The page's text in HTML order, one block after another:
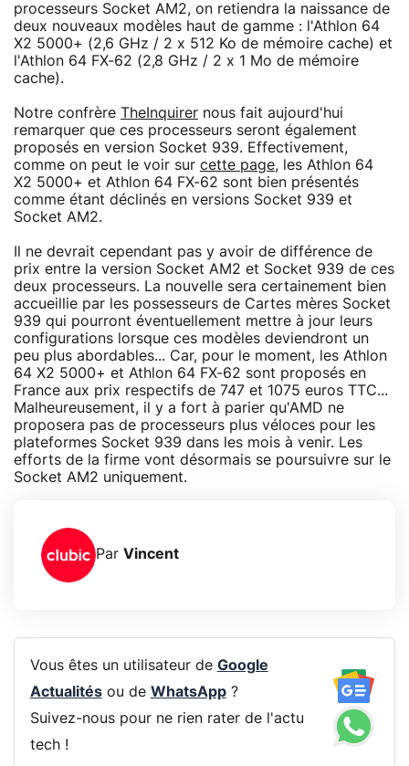
processeurs Socket AM2, on retiendra la naissance de
deux nouveaux modèles haut de gamme : l'Athlon 64
X2 5000+ (2,6 GHz / 2 x 512 Ko de mémoire cache) et
l'Athlon 64 FX-62 (2,8 GHz / 2 x 1 Mo de mémoire
cache).
Notre confrère TheInquirer nous fait aujourd'hui
remarquer que ces processeurs seront également
proposés en version Socket 939. Effectivement,
comme on peut le voir sur cette page, les Athlon 64
X2 5000+ et Athlon 64 FX-62 sont bien présentés
comme étant déclinés en versions Socket 939 et
Socket AM2.
Il ne devrait cependant pas y avoir de différence de
prix entre la version Socket AM2 et Socket 939 de ces
deux processeurs. La nouvelle sera certainement bien
accueillie par les possesseurs de Cartes mères Socket
939 qui pourront éventuellement mettre à jour leurs
configurations lorsque ces modèles deviendront un
peu plus abordables... Car, pour le moment, les Athlon
64 X2 5000+ et Athlon 64 FX-62 sont proposés en
France aux prix respectifs de 747 et 1075 euros TTC...
Malheureusement, il y a fort à parier qu'AMD ne
proposera pas de processeurs plus véloces pour les
plateformes Socket 939 dans les mois à venir. Les
efforts de la firme vont désormais se poursuivre sur le
Socket AM2 uniquement.
Par Vincent
Vous êtes un utilisateur de Google
Actualitésou de WhatsApp?
Suivez-nous pour ne rien rater de l'actu
tech !